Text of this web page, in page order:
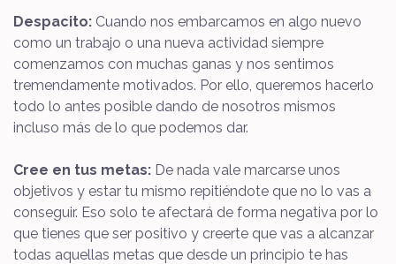
Despacito: Cuando nos embarcamos en algo nuevo
como un trabajo o una nueva actividad siempre
comenzamos con muchas ganas y nos sentimos
tremendamente motivados. Por ello, queremos hacerlo
todo lo antes posible dando de nosotros mismos
incluso más de lo que podemos dar.
Cree en tus metas: De nada vale marcarse unos
objetivos y estar tu mismo repitiéndote que no lo vas a
conseguir. Eso solo te afectará de forma negativa por lo
que tienes que ser positivo y creerte que vas a alcanzar
todas aquellas metas que desde un principio te has